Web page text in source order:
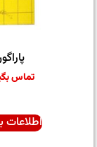
پاراگون
تماس بگیرید
اطلاعات